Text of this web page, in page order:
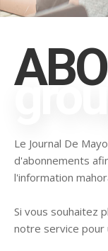
ABO
Le Journal De
d'abonnements
l'information
Si vous souhaitez
notre service pour